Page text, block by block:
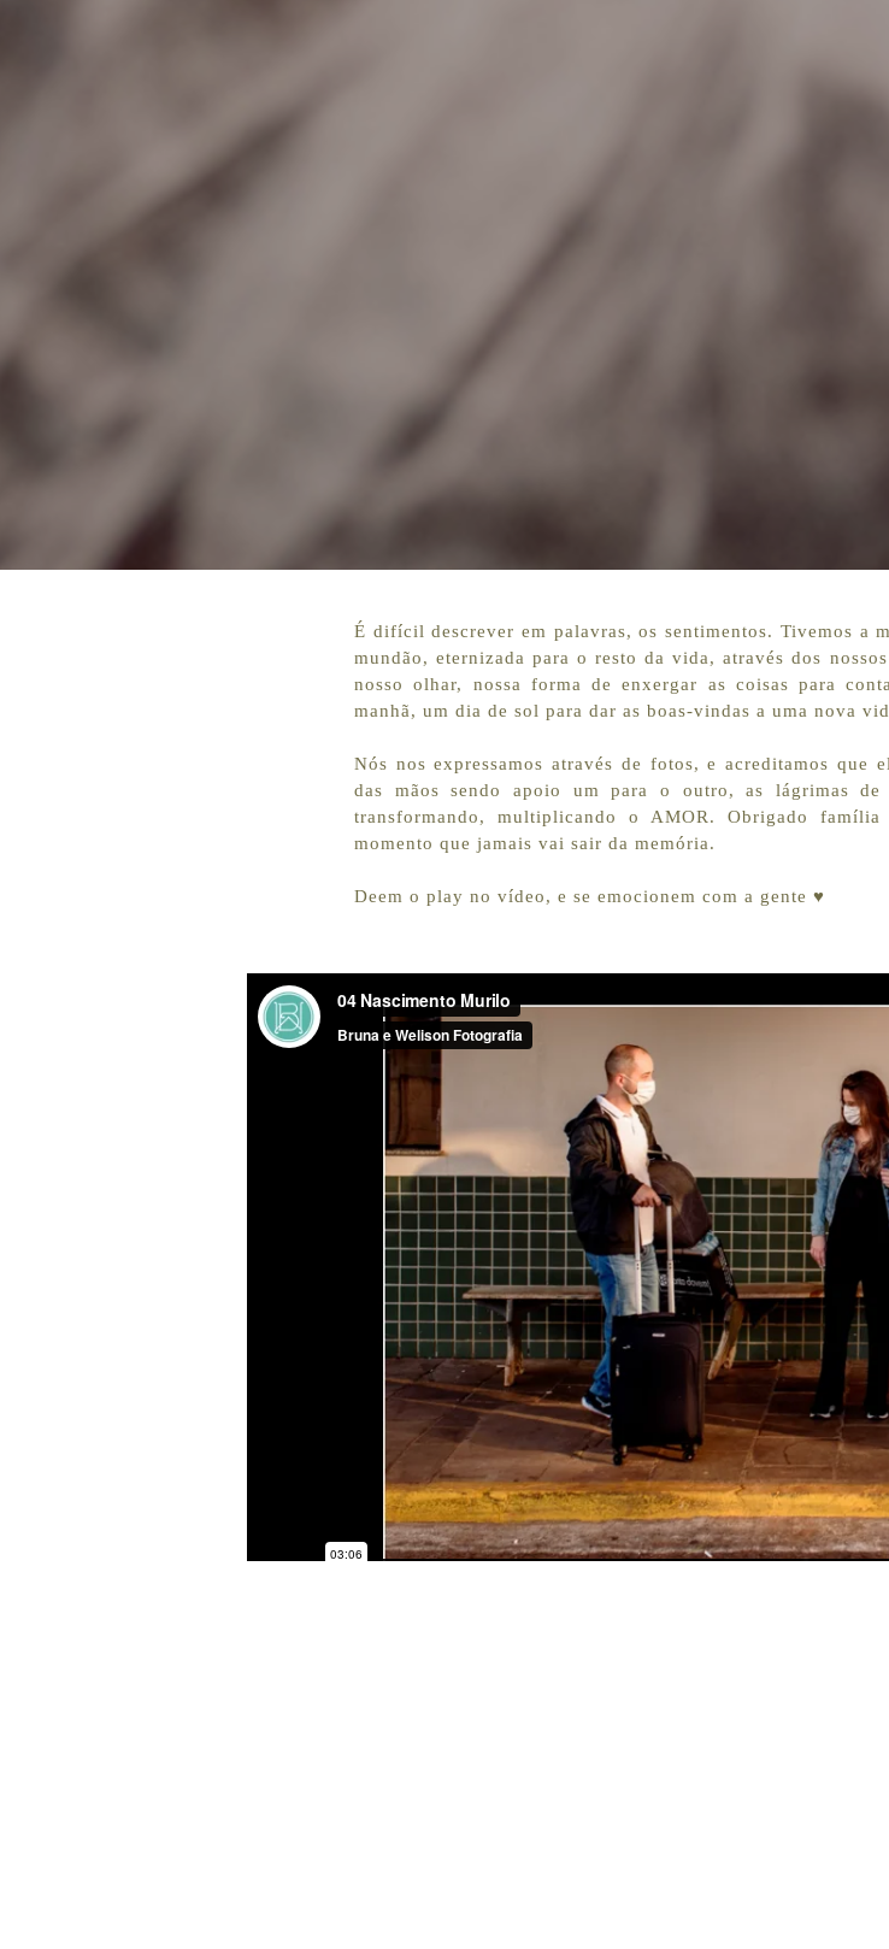
É difícil descrever em palavras, os sentimentos. Tivemos a
mundão, eternizada para o resto da vida, através dos
nosso olhar, nossa forma de enxergar as coisas para
manhã, um dia de sol para dar as boas-vindas a uma nova
Nós nos expressamos através de fotos, e acreditamos que
das mãos sendo apoio um para o outro, as lágrimas
transformando, multiplicando o AMOR. Obrigado
momento que jamais vai sair da memória.
Deem o play no vídeo, e se emocionem com a gente ♥